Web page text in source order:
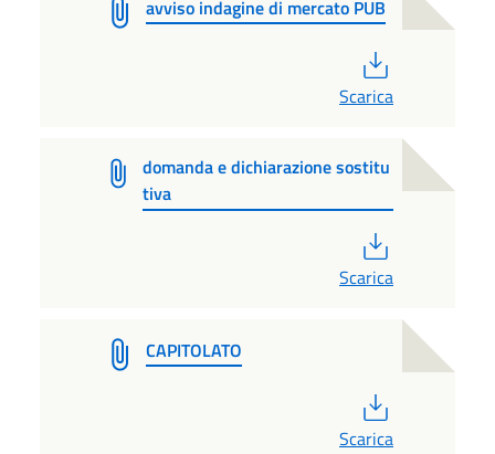
avviso indagine di mercato PUB
Scarica
domanda e dichiarazione sostitu
tiva
Scarica
CAPITOLATO
Scarica